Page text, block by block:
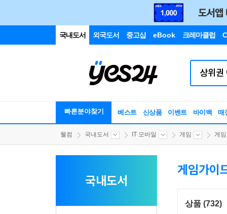
국내도서 외국도서 중고샵 eBook 크레마클럽
빠른분야찾기 베스트 신상품 이벤트 바이백 매
웰컴 국내도서 IT 모바일 게임 게
국내도서
게임가이
상품 (732)